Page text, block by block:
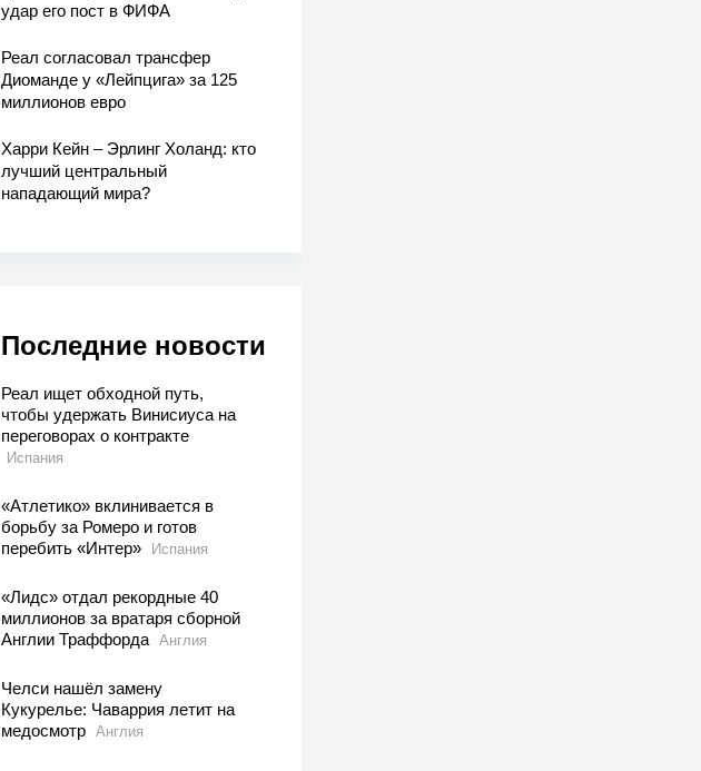
удар его пост в ФИФА
Реал согласовал трансфер
Диоманде у «Лейпцига» за 125
миллионов евро
Харри Кейн – Эрлинг Холанд: кто
лучший центральный
нападающий мира?
Последние новости
Реал ищет обходной путь,
чтобы удержать Винисиуса на
переговорах о контракте
Испания
«Атлетико» вклинивается в
борьбу за Ромеро и готов
перебить «Интер»
Испания
«Лидс» отдал рекордные 40
миллионов за вратаря сборной
Англии Траффорда Англия
Челси нашёл замену
Кукурелье: Чаваррия летит на
медосмотр Англия